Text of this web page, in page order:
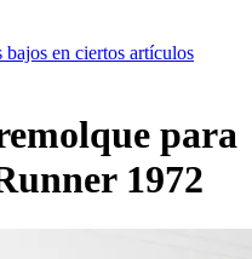
bajos en ciertos artículos
para
1972